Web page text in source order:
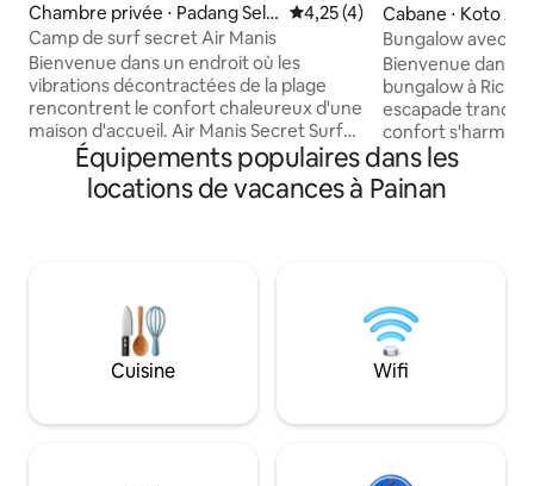
Chambre privée ⋅ Padang Sela
tan
Évaluation moyenne sur la
4,25 (4)
Camp de surf secret Air Manis
Bienvenue dans un endroit où les
vibrations décontractées de la plage
rencontrent le confort chaleureux d'une
maison d'accueil. Air Manis Secret Surf
Camp est le choix idéal pour les
voyageurs, les routards et les amateurs
de surf à la recherche d'un séjour
débutants et à de belles vues sur le
coucher de soleil. Les environs sont
calmes et paisibles : idéal pour se
reposer, se détendre ou simplement
Cabane ⋅ Koto XI
Bungalow avec
mer
Bienvenue dans
bungalow à Ricky
escapade
confort
pas du rivage, ce
est conçu avec
respectueuse de
vie plus lent,
luxuriante et de
Notre bungalow
pour renouer
Équipements populaires dans les
locations de vacances à Painan
Cuisine Wifi